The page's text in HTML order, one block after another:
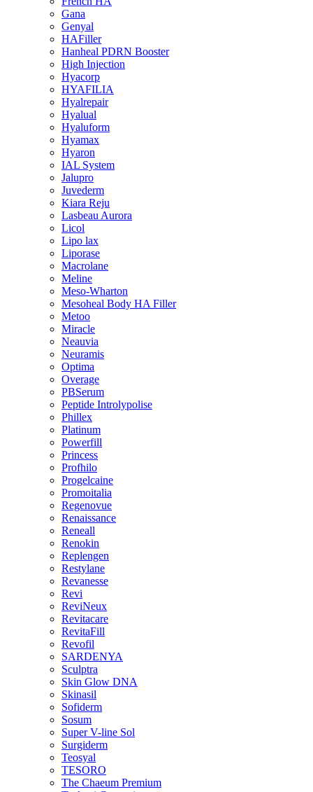
Gana
Genyal
HAFiller
Hanheal PDRN Booster
High Injection
Hyacorp
HYAFILIA
Hyalrepair
Hyalual
Hyaluform
Hyamax
Hyaron
IAL System
Jalupro
Juvederm
Kiara Reju
Lasbeau Aurora
Licol
Lipo lax
Liporase
Macrolane
Meline
Meso-Wharton
Mesoheal Body HA Filler
Metoo
Miracle
Neauvia
Neuramis
Optima
Overage
PBSerum
Peptide Introlypolise
Phillex
Platinum
Powerfill
Princess
Profhilo
Progelcaine
Promoitalia
Regenovue
Renaissance
Reneall
Renokin
Replengen
Restylane
Revanesse
Revi
ReviNeux
Revitacare
RevitaFill
Revofil
SARDENYA
Sculptra
Skin Glow DNA
Skinasil
Sofiderm
Sosum
Super V-line Sol
Surgiderm
Teosyal
TESORO
The Chaeum Premium